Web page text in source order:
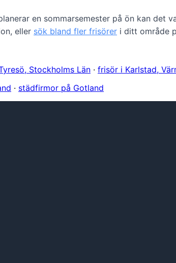
en sommarsemester på ön kan det
eller sök bland fler frisörer i ditt område
Stockholms Län · frisör i Karlstad,
· städfirmor på Gotland